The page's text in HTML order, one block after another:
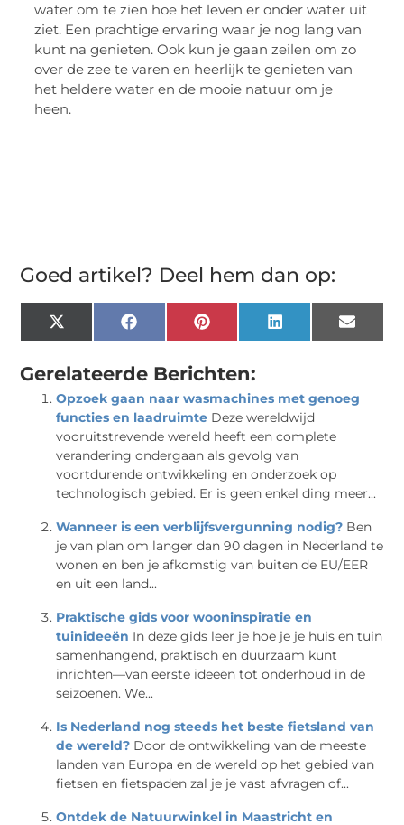
water om te zien hoe het leven er onder water uit
ziet. Een prachtige ervaring waar je nog lang van
kunt na genieten. Ook kun je gaan zeilen om zo
over de zee te varen en heerlijk te genieten van
het heldere water en de mooie natuur om je
heen.
Goed artikel? Deel hem dan op:
X
(Twitter)
FacebookPinterestLinkedInEmail
Gerelateerde Berichten:
Opzoek gaan naar wasmachines met genoeg
functies en laadruimte Deze wereldwijd
vooruitstrevende wereld heeft een complete
verandering ondergaan als gevolg van
voortdurende ontwikkeling en onderzoek op
technologisch gebied. Er is geen enkel ding meer...
Wanneer is een verblijfsvergunning nodig? Ben
je van plan om langer dan 90 dagen in Nederland te
wonen en ben je afkomstig van buiten de EU/EER
en uit een land...
Praktische gids voor wooninspiratie en
tuinideeën In deze gids leer je hoe je je huis en tuin
samenhangend, praktisch en duurzaam kunt
inrichten—van eerste ideeën tot onderhoud in de
seizoenen. We...
Is Nederland nog steeds het beste fietsland van
de wereld? Door de ontwikkeling van de meeste
landen van Europa en de wereld op het gebied van
fietsen en fietspaden zal je je vast afvragen of...
Ontdek de Natuurwinkel in Maastricht en